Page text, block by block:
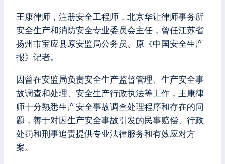
王康律师，注册安全工程师，北京华让律师事务所
安全生产和消防安全专业委员会主任，曾任江苏省
扬州市宝应县原安监局公务员、原《中国安全生产
报》记者。
因曾在安监局负责安全生产监督管理、生产安全事
故调查和处理、安全生产行政执法等工作，王康律
师十分熟悉生产安全事故调查处理程序和存在的问
题，善于对因生产安全事故引发的民事赔偿、行政
处罚和刑事追责提供专业法律服务和有效应对方
案。